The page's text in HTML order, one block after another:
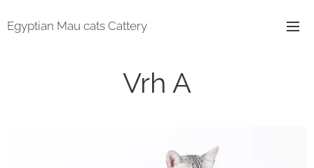
Egyptian Mau cats Cattery
Vrh A